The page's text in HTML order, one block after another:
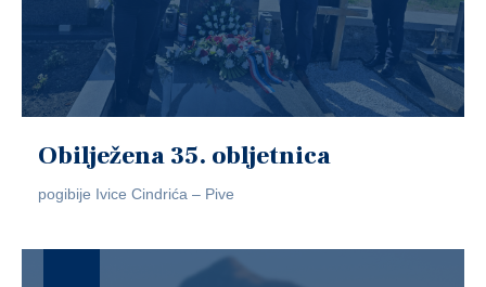
Obilježena 35. obljetnica
pogibije Ivice Cindrića – Pive